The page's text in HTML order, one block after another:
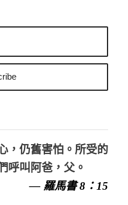
，仍舊害怕。所受的
呼叫阿爸，父。
— 羅馬書 8：15